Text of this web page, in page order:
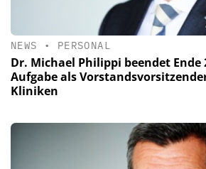
NEWS • PERSONAL
Dr. Michael Philippi beendet Ende
Aufgabe als
Kliniken